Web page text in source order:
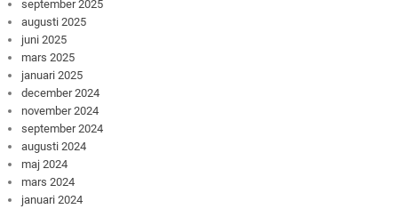
september 2025
augusti 2025
juni 2025
mars 2025
januari 2025
december 2024
november 2024
september 2024
augusti 2024
maj 2024
mars 2024
januari 2024